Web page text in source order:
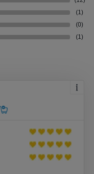
(1)
(0)
(1)